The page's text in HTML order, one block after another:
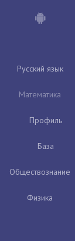
Русский язык
Математика
Профиль
База
Обществознание
Физика